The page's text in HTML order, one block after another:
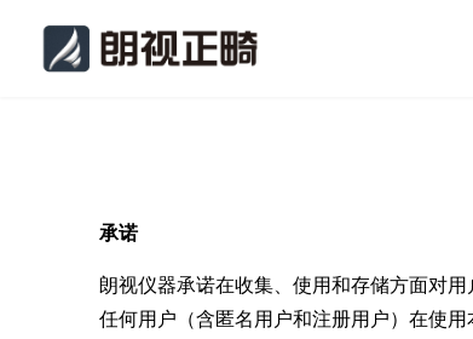
承诺
朗视仪器承诺在收集、使用和存储方面对
任何用户（含匿名用户和注册用户）在使